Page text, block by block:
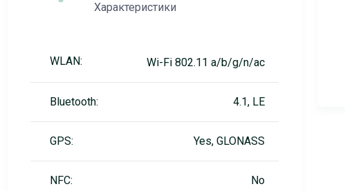
Характеристики
WLAN: Wi-Fi 802.11 a/b/g/n/ac
Bluetooth: 4.1, LE
GPS: Yes, GLONASS
NFC: No